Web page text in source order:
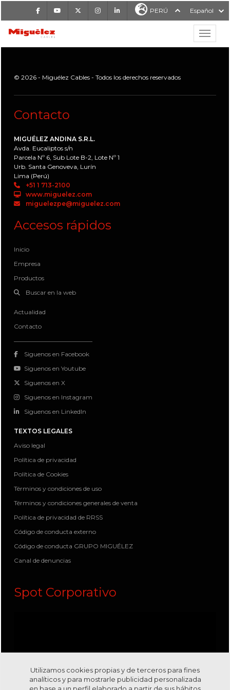
FacebookYoutube InstagramLinkedIn PERÚ Español
MIGUÉLEZ CABLES
© 2026 - Miguélez Cables - Todos los derechos reservados
Contacto
MIGUÉLEZ ANDINA S.R.L.
Avda. Eucaliptos s/n
Parcela Nº 6, Sub Lote B-2, Lote Nº 1
Urb. Santa Genoveva, Lurín
Lima (Perú)
+51 1 713-2100
www.miguelez.com
miguelezpe@miguelez.com
Accesos rápidos
Inicio
Empresa
Productos
Buscar en la web
Actualidad
Contacto
Siguenos en Facebook
Siguenos en Youtube
Siguenos en X
Siguenos en Instagram
Siguenos en LinkedIn
TEXTOS LEGALES
Aviso legal
Política de privacidad
Política de Cookies
Términos y condiciones de uso
Términos y condiciones generales de venta
Política de privacidad de RRSS
Código de conducta externo
Código de conducta GRUPO MIGUÉLEZ
Canal de denuncias
Spot Corporativo
Utilizamos cookies propias y de terceros para fines
analíticos y para mostrarle publicidad personalizada